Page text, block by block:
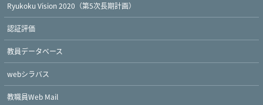
Ryukoku Vision 2020（第5次長期計画）
認証評価
教員データベース
webシラバス
教職員Web Mail